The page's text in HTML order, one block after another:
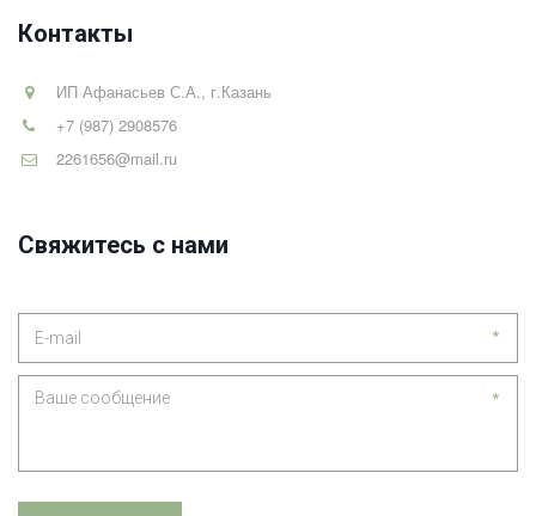
Контакты
ИП Афанасьев С.А., г.Казань
+7 (987) 2908576
2261656@mail.ru
Свяжитесь с нами
*
*